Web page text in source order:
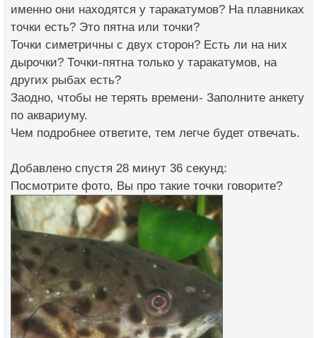
именно они находятся у таракатумов? На плавниках
точки есть? Это пятна или точки?
Точки симетричны с двух сторон? Есть ли на них
дырочки? Точки-пятна только у таракатумов, на
других рыбах есть?
Заодно, чтобы не терять времени- Заполните анкету
по аквариуму.
Чем подробнее ответите, тем легче будет отвечать.
Добавлено спустя 28 минут 36 секунд:
Посмотрите фото, Вы про такие точки говорите?